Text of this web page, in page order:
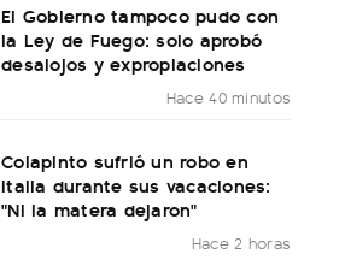
El Gobierno tampoco pudo con
la Ley de Fuego: solo aprobó
desalojos y expropiaciones
Hace 40 minutos
Colapinto sufrió un robo en
Italia durante sus vacaciones:
"Ni la matera dejaron"
Hace 2 horas